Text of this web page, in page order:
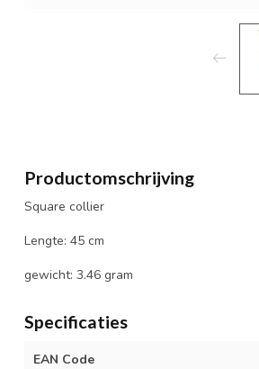
Productomschrijving
Square collier
Lengte: 45 cm
gewicht: 3.46 gram
Specificaties
EAN Code